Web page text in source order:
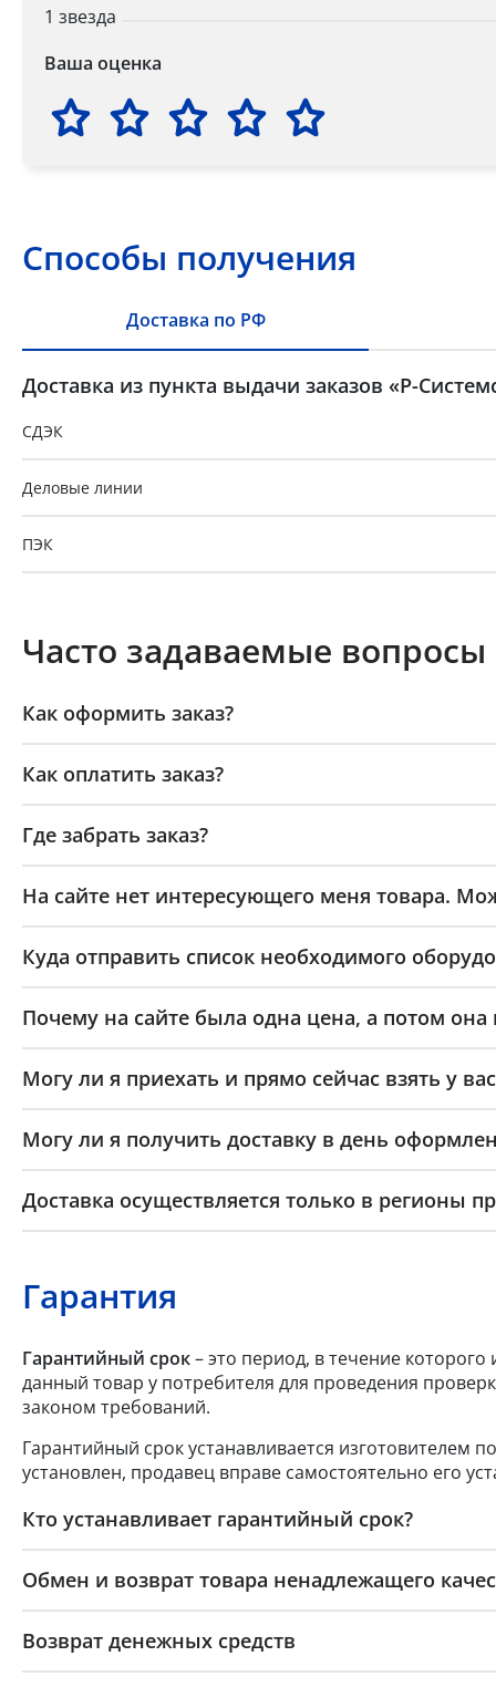
1 звезда
Ваша оценка
Способы получения
Доставка по РФ
Доставка из пункта выдачи заказов «Р-
СДЭК
Деловые линии
ПЭК
Байкал-Сервис
Часто задаваемые вопросы
Как оформить заказ?
Как оплатить заказ?
Где забрать заказ?
На сайте нет интересующего меня товара.
Куда отправить список необходимого
Почему на сайте была одна цена, а потом она
Могу ли я приехать и прямо сейчас взять у
Могу ли я получить доставку в день
Доставка осуществляется только в регионы
Гарантия
Гарантийный срок– это период, в течение которого
данный товар у потребителя для проведения
законом требований.
Гарантийный срок устанавливается изготовителем
установлен, продавец вправе самостоятельно его
Кто устанавливает гарантийный срок?
Обмен и возврат товара ненадлежащего
Возврат денежных средств